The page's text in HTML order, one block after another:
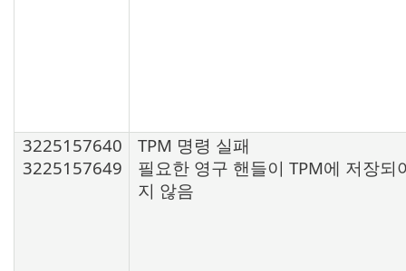
3225157640
3225157649
TPM 명령 실패
필요한 영구 핸들이 TPM에 저장되
지 않음